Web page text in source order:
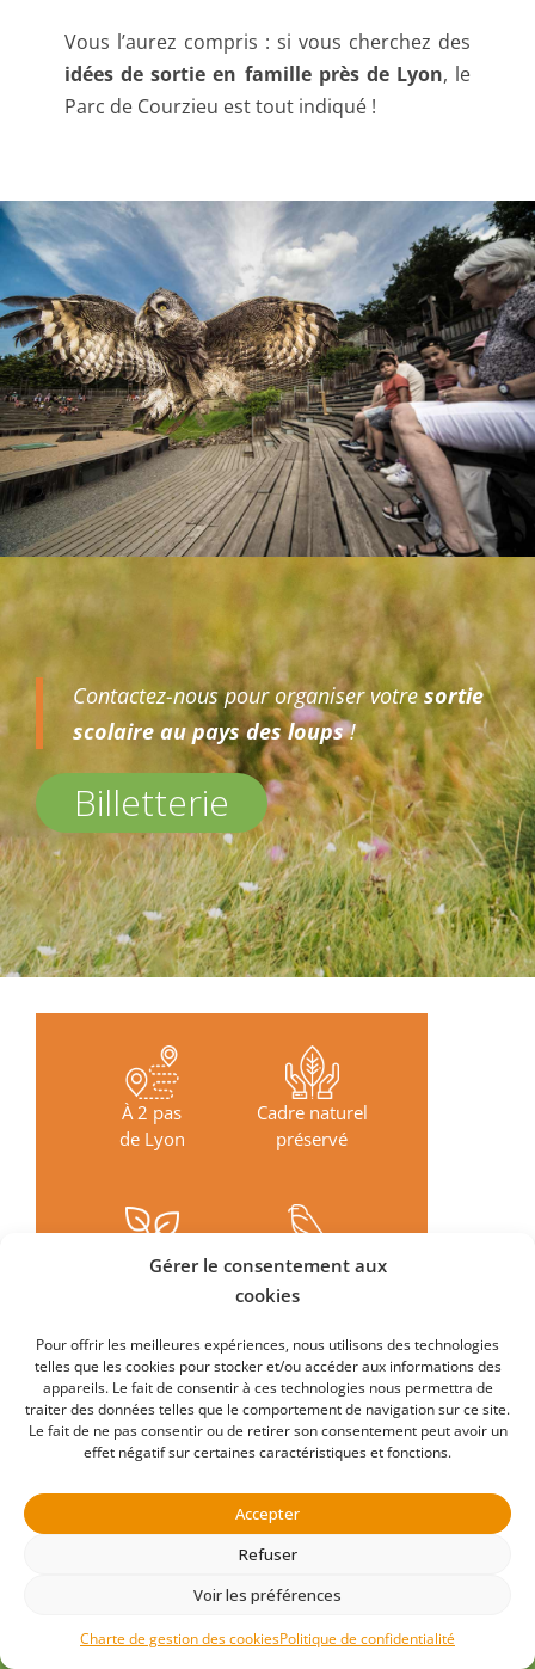
Gérer le consentement aux
cookies
Pour offrir les meilleures expériences, nous utilisons des technologies
telles que les cookies pour stocker et/ou accéder aux informations des
appareils. Le fait de consentir à ces technologies nous permettra de
traiter des données telles que le comportement de navigation sur ce site.
Le fait de ne pas consentir ou de retirer son consentement peut avoir un
effet négatif sur certaines caractéristiques et fonctions.
Accepter
Refuser
Voir les préférences
Charte de gestion des cookiesPolitique de confidentialité
Vous l’aurez compris : si vous cherchez des
idées de sortie en famille près de Lyon, le
Parc de Courzieu est tout indiqué !
Contactez-nous pour organiser votresortie
scolaire au pays des loups!
Billetterie
À 2 pas
de Lyon
Cadre naturel
préservé
Expérience en
Découverte
des animaux
Programme
Plan du parc